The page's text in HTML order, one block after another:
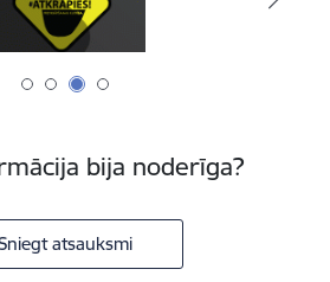
bija noderīga?
atsauksmi